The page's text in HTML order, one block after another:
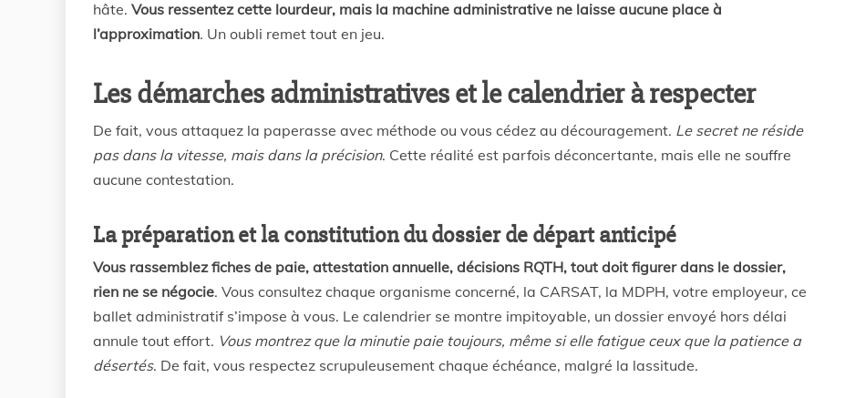
hâte. Vous ressentez cette lourdeur, mais la machine administrative ne laisse aucune place à
l’approximation. Un oubli remet tout en jeu.
Les démarches administratives et le calendrier à respecter
De fait, vous attaquez la paperasse avec méthode ou vous cédez au découragement. Le secret ne réside
pas dans la vitesse, mais dans la précision. Cette réalité est parfois déconcertante, mais elle ne souffre
aucune contestation.
La préparation et la constitution du dossier de départ anticipé
Vous rassemblez fiches de paie, attestation annuelle, décisions RQTH, tout doit figurer dans le dossier,
rien ne se négocie. Vous consultez chaque organisme concerné, la CARSAT, la MDPH, votre employeur, ce
ballet administratif s’impose à vous. Le calendrier se montre impitoyable, un dossier envoyé hors délai
annule tout effort. Vous montrez que la minutie paie toujours, même si elle fatigue ceux que la patience a
désertés. De fait, vous respectez scrupuleusement chaque échéance, malgré la lassitude.